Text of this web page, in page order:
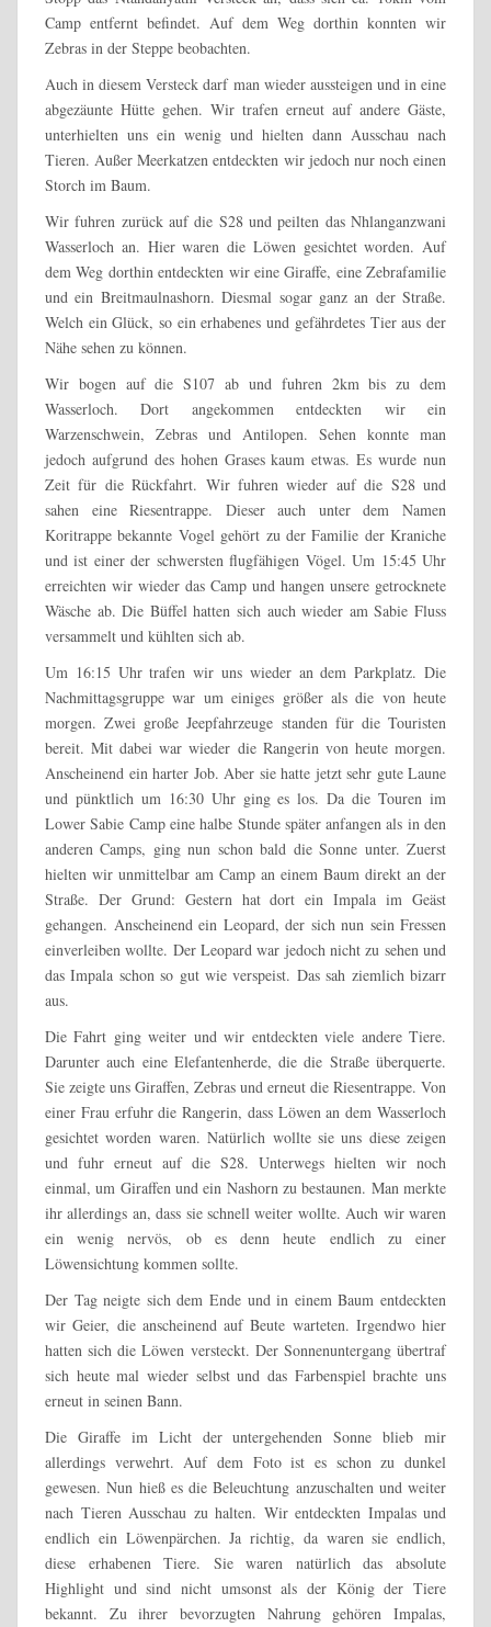
Camp entfernt befindet. Auf dem Weg dorthin konnten wir
Zebras in der Steppe beobachten.
Auch in diesem Versteck darf man wieder aussteigen und in eine
abgezäunte Hütte gehen. Wir trafen erneut auf andere Gäste,
unterhielten uns ein wenig und hielten dann Ausschau nach
Tieren. Außer Meerkatzen entdeckten wir jedoch nur noch einen
Storch im Baum.
Wir fuhren zurück auf die S28 und peilten das Nhlanganzwani
Wasserloch an. Hier waren die Löwen gesichtet worden. Auf
dem Weg dorthin entdeckten wir eine Giraffe, eine Zebrafamilie
und ein Breitmaulnashorn. Diesmal sogar ganz an der Straße.
Welch ein Glück, so ein erhabenes und gefährdetes Tier aus der
Nähe sehen zu können.
Wir bogen auf die S107 ab und fuhren 2km bis zu dem
Wasserloch. Dort angekommen entdeckten wir ein
Warzenschwein, Zebras und Antilopen. Sehen konnte man
jedoch aufgrund des hohen Grases kaum etwas. Es wurde nun
Zeit für die Rückfahrt. Wir fuhren wieder auf die S28 und
sahen eine Riesentrappe. Dieser auch unter dem Namen
Koritrappe bekannte Vogel gehört zu der Familie der Kraniche
und ist einer der schwersten flugfähigen Vögel. Um 15:45 Uhr
erreichten wir wieder das Camp und hangen unsere getrocknete
Wäsche ab. Die Büffel hatten sich auch wieder am Sabie Fluss
versammelt und kühlten sich ab.
Um 16:15 Uhr trafen wir uns wieder an dem Parkplatz. Die
Nachmittagsgruppe war um einiges größer als die von heute
morgen. Zwei große Jeepfahrzeuge standen für die Touristen
bereit. Mit dabei war wieder die Rangerin von heute morgen.
Anscheinend ein harter Job. Aber sie hatte jetzt sehr gute Laune
und pünktlich um 16:30 Uhr ging es los. Da die Touren im
Lower Sabie Camp eine halbe Stunde später anfangen als in den
anderen Camps, ging nun schon bald die Sonne unter. Zuerst
hielten wir unmittelbar am Camp an einem Baum direkt an der
Straße. Der Grund: Gestern hat dort ein Impala im Geäst
gehangen. Anscheinend ein Leopard, der sich nun sein Fressen
einverleiben wollte. Der Leopard war jedoch nicht zu sehen und
das Impala schon so gut wie verspeist. Das sah ziemlich bizarr
aus.
Die Fahrt ging weiter und wir entdeckten viele andere Tiere.
Darunter auch eine Elefantenherde, die die Straße überquerte.
Sie zeigte uns Giraffen, Zebras und erneut die Riesentrappe. Von
einer Frau erfuhr die Rangerin, dass Löwen an dem Wasserloch
gesichtet worden waren. Natürlich wollte sie uns diese zeigen
und fuhr erneut auf die S28. Unterwegs hielten wir noch
einmal, um Giraffen und ein Nashorn zu bestaunen. Man merkte
ihr allerdings an, dass sie schnell weiter wollte. Auch wir waren
ein wenig nervös, ob es denn heute endlich zu einer
Löwensichtung kommen sollte.
Der Tag neigte sich dem Ende und in einem Baum entdeckten
wir Geier, die anscheinend auf Beute warteten. Irgendwo hier
hatten sich die Löwen versteckt. Der Sonnenuntergang übertraf
sich heute mal wieder selbst und das Farbenspiel brachte uns
erneut in seinen Bann.
Die Giraffe im Licht der untergehenden Sonne blieb mir
allerdings verwehrt. Auf dem Foto ist es schon zu dunkel
gewesen. Nun hieß es die Beleuchtung anzuschalten und weiter
nach Tieren Ausschau zu halten. Wir entdeckten Impalas und
endlich ein Löwenpärchen. Ja richtig, da waren sie endlich,
diese erhabenen Tiere. Sie waren natürlich das absolute
Highlight und sind nicht umsonst als der König der Tiere
bekannt. Zu ihrer bevorzugten Nahrung gehören Impalas,